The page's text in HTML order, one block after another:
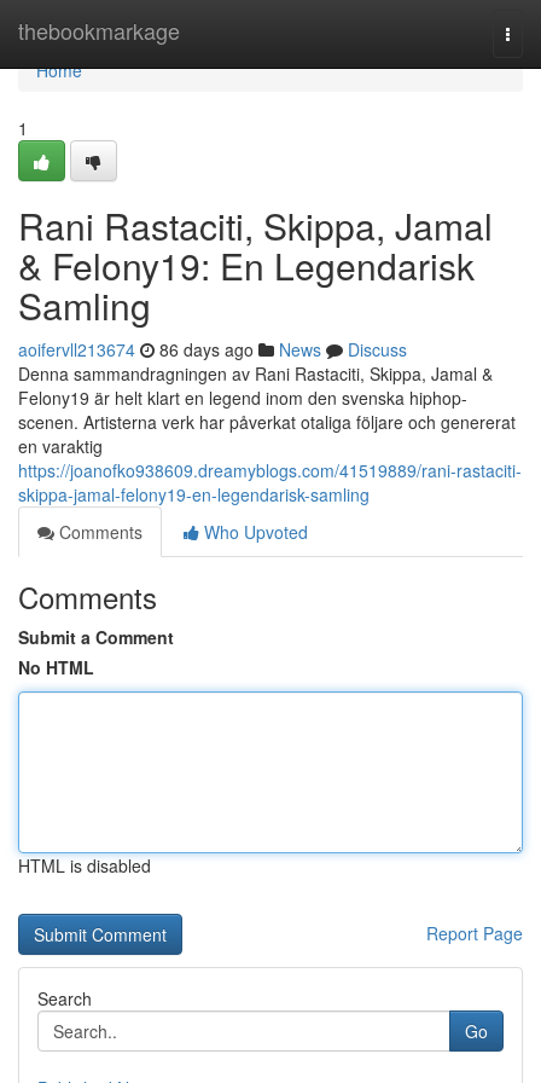
thebookmarkage
Home
Home
1
Rani Rastaciti, Skippa, Jamal
& Felony19: En Legendarisk
Samling
aoifervll213674 86 days ago News
Discuss
Denna sammandragningen av Rani Rastaciti, Skippa, Jamal &
Felony19 är helt klart en legend inom den svenska hiphop-
scenen. Artisterna verk har påverkat otaliga följare och genererat
en varaktig
https://joanofko938609.dreamyblogs.com/41519889/rani-rastaciti-
skippa-jamal-felony19-en-legendarisk-samling
Comments
Who Upvoted
Comments
Submit a Comment
No HTML
HTML is disabled
Report Page
Search
Go